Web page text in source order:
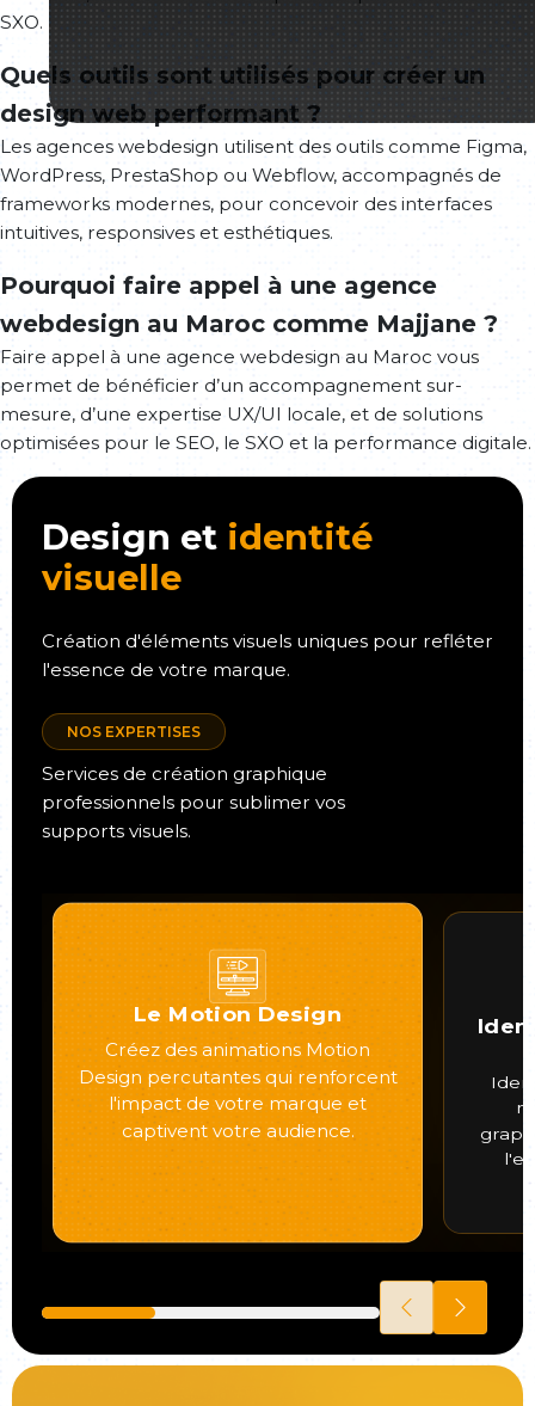
SXO.
Quels outils sont utilisés pour créer un
design web performant ?
Les agences webdesign utilisent des outils comme Figma,
WordPress, PrestaShop ou Webflow, accompagnés de
frameworks modernes, pour concevoir des interfaces
intuitives, responsives et esthétiques.
Pourquoi faire appel à une agence
webdesign au Maroc comme Majjane ?
Faire appel à une agence webdesign au Maroc vous
permet de bénéficier d’un accompagnement sur-
mesure, d’une expertise UX/UI locale, et de solutions
optimisées pour le SEO, le SXO et la performance digitale.
Design et identité
visuelle
Création d'éléments visuels uniques pour refléter
l'essence de votre marque.
NOS EXPERTISES
Services de création graphique
professionnels pour sublimer vos
supports visuels.
Le Motion Design
Créez des animations Motion
Design percutantes qui renforcent
l'impact de votre marque et
captivent votre audience.